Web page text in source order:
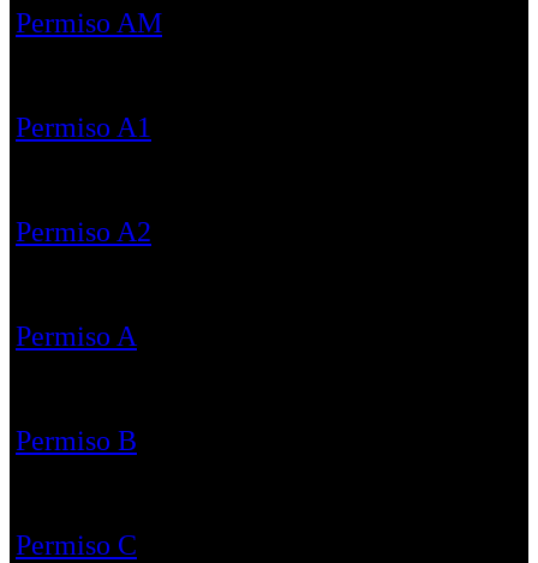
Permiso AM
Permiso A1
Permiso A2
Permiso A
Permiso B
Permiso C